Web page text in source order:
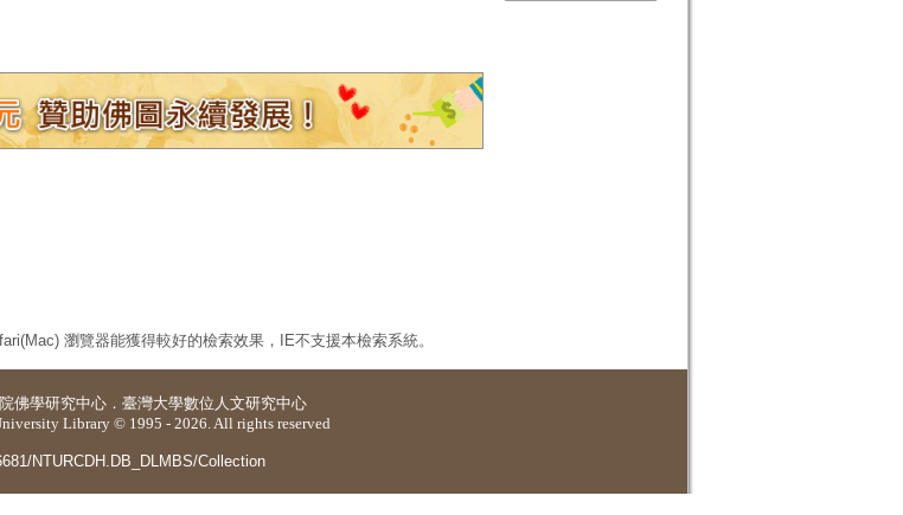
瀏覽器能獲得較好的檢索效果，IE不支援本檢索系統。
佛學研究中心 ． 臺灣大學數位人文研究中心
Library © 1995 - 2026. All rights reserved
NTURCDH.DB_DLMBS/Collection